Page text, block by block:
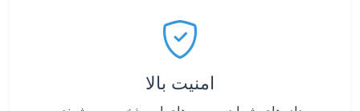
امنیت بالا